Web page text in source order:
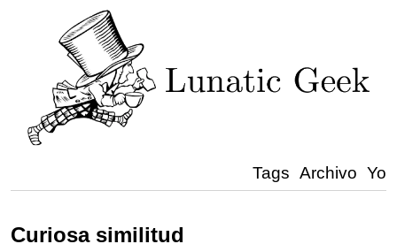
Tags Archivo Yo
Curiosa similitud